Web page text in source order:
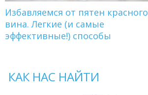
Избавляемся от пятен красного
вина. Легкие (и самые
эффективные!) способы
КАК НАС НАЙТИ